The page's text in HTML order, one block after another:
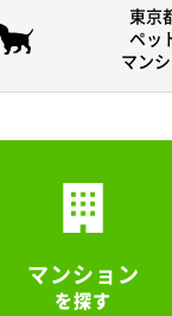
東京
ペッ
マン
マンション
を探す